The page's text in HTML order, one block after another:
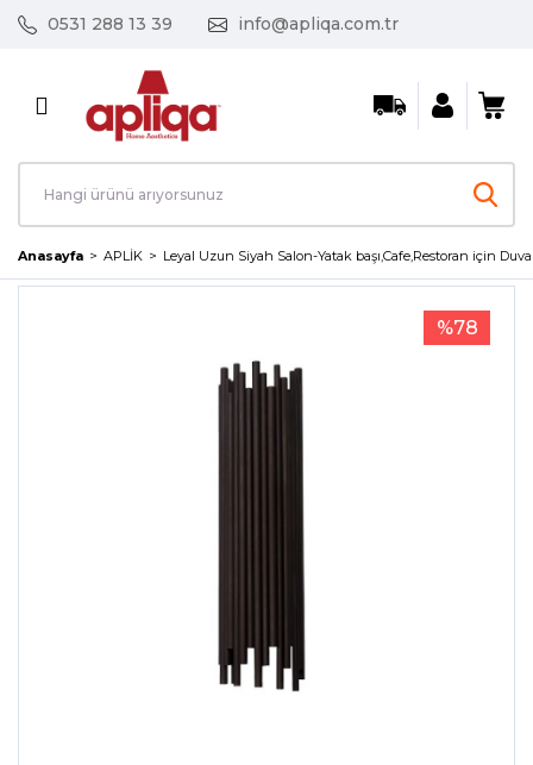
0531 288 13 39 info@apliqa.com.tr
Anasayfa APLİK Leyal Uzun Siyah Salon-Yatak başı,Cafe,Restoran için
%78
Geri Dön
AVİZE / SARKIT